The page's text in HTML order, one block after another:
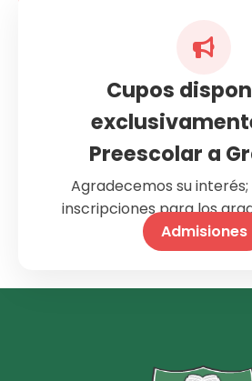
Cupos
Preescolar a
Agradecemos su
inscripciones para los
Admisiones